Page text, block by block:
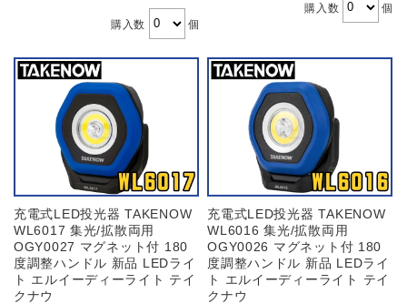
購入数 個
購入数 個
充電式LED投光器 TAKENOW
WL6017 集光/拡散両用
OGY0027 マグネット付 180
度調整ハンドル 新品 LEDライ
ト エルイーディーライト テイ
クナウ
充電式LED投光器 TAKENOW
WL6016 集光/拡散両用
OGY0026 マグネット付 180
度調整ハンドル 新品 LEDライ
ト エルイーディーライト テイ
クナウ